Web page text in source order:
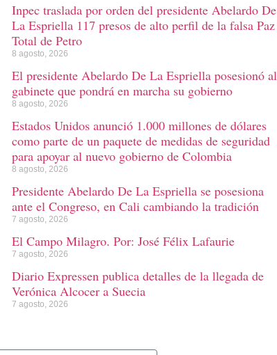
Inpec traslada por orden del presidente Abelardo De
La Espriella 117 presos de alto perfil de la falsa Paz
Total de Petro
8 agosto, 2026
El presidente Abelardo De La Espriella posesionó al
gabinete que pondrá en marcha su gobierno
8 agosto, 2026
Estados Unidos anunció 1.000 millones de dólares
como parte de un paquete de medidas de seguridad
para apoyar al nuevo gobierno de Colombia
8 agosto, 2026
Presidente Abelardo De La Espriella se posesiona
ante el Congreso, en Cali cambiando la tradición
7 agosto, 2026
El Campo Milagro. Por: José Félix Lafaurie
7 agosto, 2026
Diario Expressen publica detalles de la llegada de
Verónica Alcocer a Suecia
7 agosto, 2026